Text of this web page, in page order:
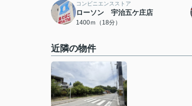
コンビニエンスストア
ローソン 宇治五ケ庄店
1400ｍ（18分）
近隣の物件